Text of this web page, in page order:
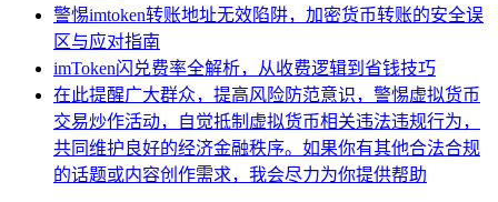
警惕imtoken转账地址无效陷阱，加密货币转账的安全误
区与应对指南
imToken闪兑费率全解析，从收费逻辑到省钱技巧
在此提醒广大群众，提高风险防范意识，警惕虚拟货币
交易炒作活动，自觉抵制虚拟货币相关违法违规行为，
共同维护良好的经济金融秩序。如果你有其他合法合规
的话题或内容创作需求，我会尽力为你提供帮助